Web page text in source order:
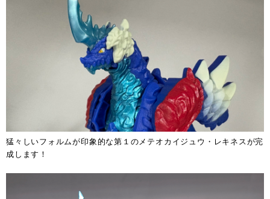
猛々しいフォルムが印象的な第１のメテオカイジュウ・レキネスが完
成します！